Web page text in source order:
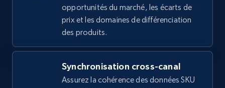
eBay - Gather data on products using
specified keywords
opportunités du marché, les écarts de
prix et les domaines de différenciation
des produits.
Synchronisation cross-canal
Assurez la cohérence des données SKU